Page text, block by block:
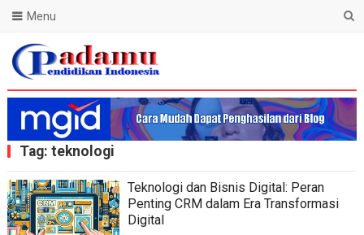
Blog Padamu
Menu
Tag: teknologi
Teknologi dan Bisnis Digital: Peran
Penting CRM dalam Era Transformasi
Digital